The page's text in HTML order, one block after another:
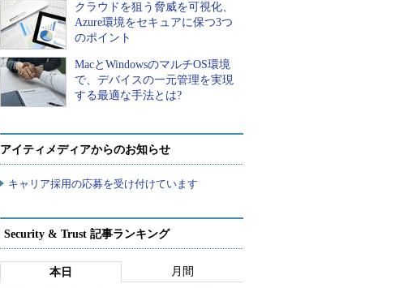
クラウドを狙う脅威を可視化、
Azure環境をセキュアに保つ3つ
のポイント
MacとWindowsのマルチOS環境
で、デバイスの一元管理を実現
する最適な手法とは?
アイティメディアからのお知らせ
キャリア採用の応募を受け付けています
Security & Trust 記事ランキング
本日 月間